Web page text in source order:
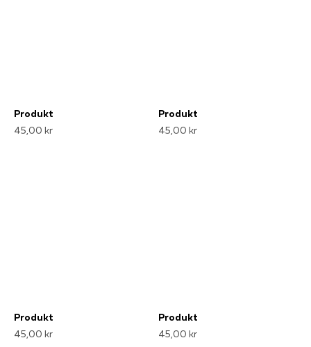
Produkt
45,00 kr
Produkt
45,00 kr
Produkt
45,00 kr
Produkt
45,00 kr